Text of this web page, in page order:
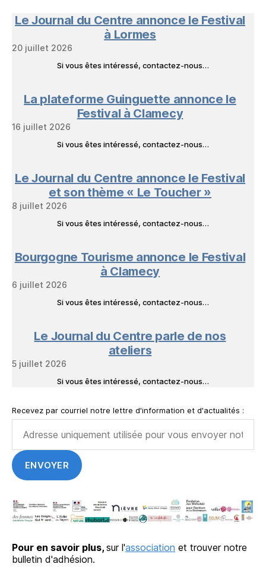
Livres
Le Journal du Centre annonce le Festival
à Lormes
20 juillet 2026
Si vous êtes intéressé, contactez-nous…
La plateforme Guinguette annonce le
Festival à Clamecy
16 juillet 2026
Si vous êtes intéressé, contactez-nous…
Le Journal du Centre annonce le Festival
et son thème « Le Toucher »
8 juillet 2026
Si vous êtes intéressé, contactez-nous…
Bourgogne Tourisme annonce le Festival
à Clamecy
6 juillet 2026
Si vous êtes intéressé, contactez-nous…
Le Journal du Centre parle de nos
ateliers
5 juillet 2026
Si vous êtes intéressé, contactez-nous…
Recevez par courriel notre lettre d'information et d'actualités :
Pour en savoir plus, sur l'association et trouver notre
bulletin d'adhésion.